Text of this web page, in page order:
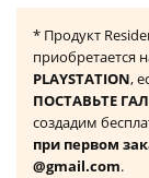
* Продукт
приобретается
PLAYSTATION,
ПОСТАВЬТЕ
создадим
при первом
@gmail.com.